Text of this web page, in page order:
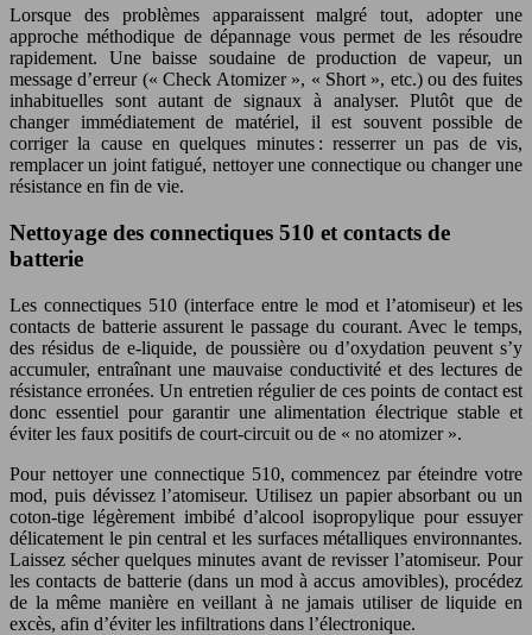
Lorsque des problèmes apparaissent malgré tout, adopter une
approche méthodique de dépannage vous permet de les résoudre
rapidement. Une baisse soudaine de production de vapeur, un
message d’erreur (« Check Atomizer », « Short », etc.) ou des fuites
inhabituelles sont autant de signaux à analyser. Plutôt que de
changer immédiatement de matériel, il est souvent possible de
corriger la cause en quelques minutes : resserrer un pas de vis,
remplacer un joint fatigué, nettoyer une connectique ou changer une
résistance en fin de vie.
Nettoyage des connectiques 510 et contacts de
batterie
Les connectiques 510 (interface entre le mod et l’atomiseur) et les
contacts de batterie assurent le passage du courant. Avec le temps,
des résidus de e-liquide, de poussière ou d’oxydation peuvent s’y
accumuler, entraînant une mauvaise conductivité et des lectures de
résistance erronées. Un entretien régulier de ces points de contact est
donc essentiel pour garantir une alimentation électrique stable et
éviter les faux positifs de court-circuit ou de « no atomizer ».
Pour nettoyer une connectique 510, commencez par éteindre votre
mod, puis dévissez l’atomiseur. Utilisez un papier absorbant ou un
coton-tige légèrement imbibé d’alcool isopropylique pour essuyer
délicatement le pin central et les surfaces métalliques environnantes.
Laissez sécher quelques minutes avant de revisser l’atomiseur. Pour
les contacts de batterie (dans un mod à accus amovibles), procédez
de la même manière en veillant à ne jamais utiliser de liquide en
excès, afin d’éviter les infiltrations dans l’électronique.